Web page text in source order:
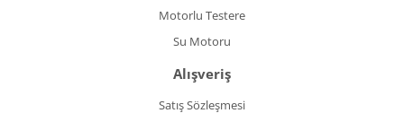
Motorlu Testere
Su Motoru
Alışveriş
Satış Sözleşmesi